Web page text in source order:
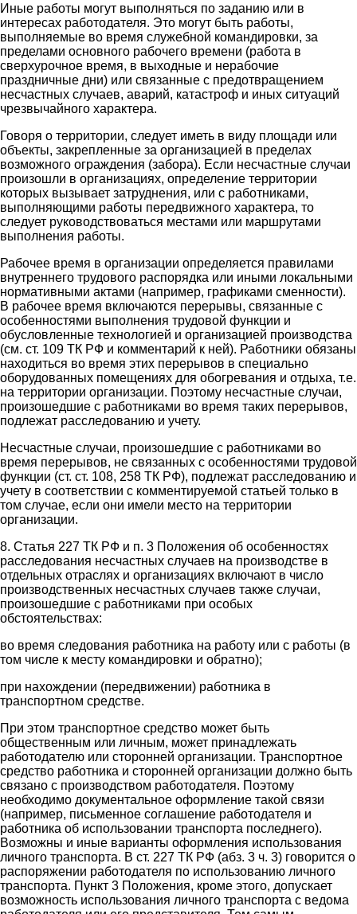
Иные работы могут выполняться по заданию или в
интересах работодателя. Это могут быть работы,
выполняемые во время служебной командировки, за
пределами основного рабочего времени (работа в
сверхурочное время, в выходные и нерабочие
праздничные дни) или связанные с предотвращением
несчастных случаев, аварий, катастроф и иных ситуаций
чрезвычайного характера.
Говоря о территории, следует иметь в виду площади или
объекты, закрепленные за организацией в пределах
возможного ограждения (забора). Если несчастные случаи
произошли в организациях, определение территории
которых вызывает затруднения, или с работниками,
выполняющими работы передвижного характера, то
следует руководствоваться местами или маршрутами
выполнения работы.
Рабочее время в организации определяется правилами
внутреннего трудового распорядка или иными локальными
нормативными актами (например, графиками сменности).
В рабочее время включаются перерывы, связанные с
особенностями выполнения трудовой функции и
обусловленные технологией и организацией производства
(см. ст. 109 ТК РФ и комментарий к ней). Работники обязаны
находиться во время этих перерывов в специально
оборудованных помещениях для обогревания и отдыха, т.е.
на территории организации. Поэтому несчастные случаи,
произошедшие с работниками во время таких перерывов,
подлежат расследованию и учету.
Несчастные случаи, произошедшие с работниками во
время перерывов, не связанных с особенностями трудовой
функции (ст. ст. 108, 258 ТК РФ), подлежат расследованию и
учету в соответствии с комментируемой статьей только в
том случае, если они имели место на территории
организации.
8. Статья 227 ТК РФ и п. 3 Положения об особенностях
расследования несчастных случаев на производстве в
отдельных отраслях и организациях включают в число
производственных несчастных случаев также случаи,
произошедшие с работниками при особых
обстоятельствах:
во время следования работника на работу или с работы (в
том числе к месту командировки и обратно);
при нахождении (передвижении) работника в
транспортном средстве.
При этом транспортное средство может быть
общественным или личным, может принадлежать
работодателю или сторонней организации. Транспортное
средство работника и сторонней организации должно быть
связано с производством работодателя. Поэтому
необходимо документальное оформление такой связи
(например, письменное соглашение работодателя и
работника об использовании транспорта последнего).
Возможны и иные варианты оформления использования
личного транспорта. В ст. 227 ТК РФ (абз. 3 ч. 3) говорится о
распоряжении работодателя по использованию личного
транспорта. Пункт 3 Положения, кроме этого, допускает
возможность использования личного транспорта с ведома